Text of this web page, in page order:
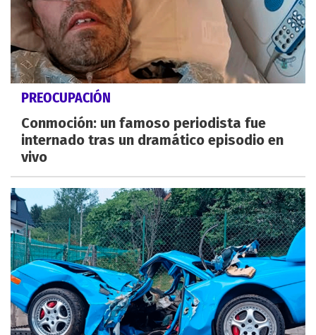
PREOCUPACIÓN
Conmoción: un famoso periodista fue
internado tras un dramático episodio en
vivo